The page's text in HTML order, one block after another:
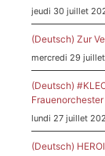
jeudi 30 juillet
(Deutsch) Zur
mercredi 29
(Deutsch)
lundi 27 juillet
(Deutsch)